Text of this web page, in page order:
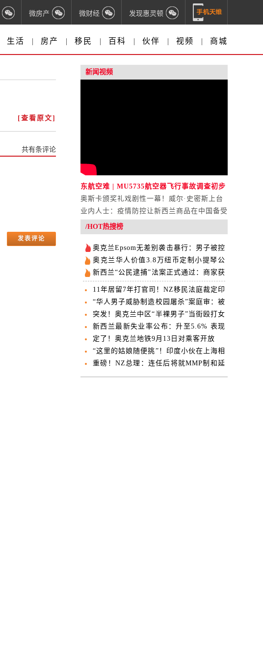
微房产 微财经 发现惠灵顿
生活 | 房产 | 移民 | 百科 | 伙伴 | 视频 | 商城
[查看原文]
共有条评论
新闻视频
东航空难 | MU5735航空器飞行事故调查初步
报告公布
奥斯卡颁奖礼戏剧性一幕！威尔·史密斯上台
打人
业内人士：疫情防控让新西兰商品在中国备受
欢迎
/HOT热搜榜
奥克兰Epsom无差别袭击暴行：男子被控
14项罪名
奥克兰华人价值3.8万纽币定制小提琴公
交失窃 失主公开求助
新西兰“公民逮捕”法案正式通过：商家获
得“现场抓人”权
11年居留7年打官司！NZ移民法庭裁定印
度男子必须离境
“华人男子威胁制造校园屠杀”案庭审：被
告母亲当庭翻供
突发！奥克兰中区“半裸男子”当街殴打女
子！劫车撞向路人！5人受伤，一人伤势
危急！
新西兰最新失业率公布：升至5.6% 表现
逊于市场预期
定了！奥克兰地铁9月13日对乘客开放
“这里的姑娘随便挑”！印度小伙在上海相
亲角说，“我是印度高种姓”
重磅！NZ总理：连任后将就MMP制和延
长国会任期举行公投